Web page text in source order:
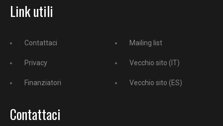
Link utili
Contattaci
Privacy
Finanziatori
Mailing list
Vecchio sito (IT)
Vecchio sito (ES)
Contattaci